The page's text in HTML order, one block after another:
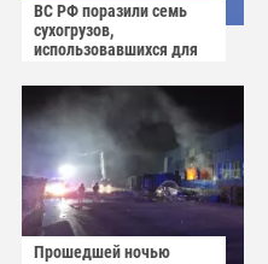
ВС РФ поразили семь
сухогрузов,
использовавшихся для
Прошедшей ночью